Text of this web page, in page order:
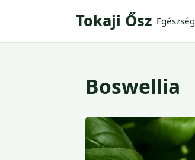
Tokaji Ősz Egészség
Boswellia